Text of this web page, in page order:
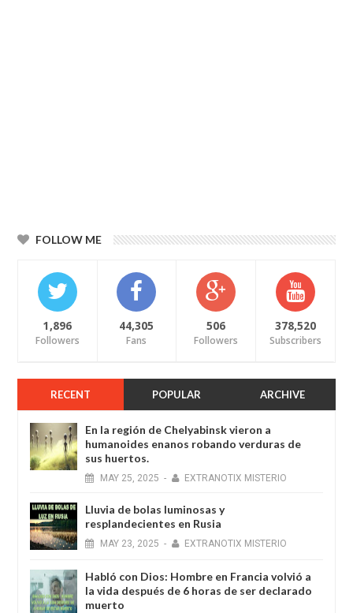
FOLLOW ME
1,896
Followers
44,305
Fans
506
Followers
378,520
Subscribers
RECENT POPULAR ARCHIVE
En la región de Chelyabinsk vieron a
humanoides enanos robando verduras de
sus huertos.
MAY 25, 2025 - EXTRANOTIX MISTERIO
Lluvia de bolas luminosas y
resplandecientes en Rusia
MAY 23, 2025 - EXTRANOTIX MISTERIO
Habló con Dios: Hombre en Francia volvió a
la vida después de 6 horas de ser declarado
muerto